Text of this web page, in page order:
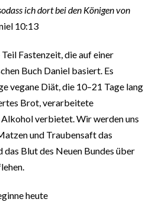
ich dort bei den Königen von
10:13
Fastenzeit, die auf einer
Buch Daniel basiert. Es
vegane Diät, die 10–21 Tage lang
Brot, verarbeitete
verbietet. Wir werden uns
und Traubensaft das
das Blut des Neuen Bundes über
heute